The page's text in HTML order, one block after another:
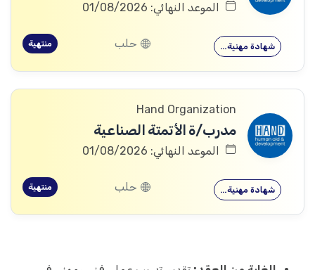
الموعد النهائي: 01/08/2026
شهادة مهنية… حلب منتهية
Hand Organization
مدرب/ة الأتمتة الصناعية
الموعد النهائي: 01/08/2026
شهادة مهنية… حلب منتهية